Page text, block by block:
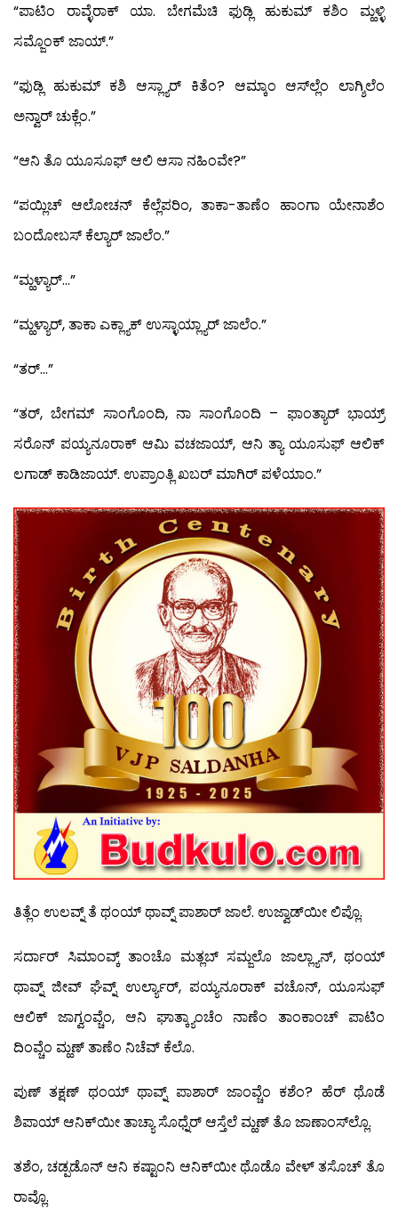
“ಪಾಟಿಂ ರಾವ್ಳೆರಾಕ್ ಯಾ. ಬೇಗಮೆಚಿ ಫುಡ್ಲಿ ಹುಕುಮ್ ಕಶಿಂ ಮ್ಹಳ್ಳಿ
ಸಮ್ಜೊಂಕ್ ಜಾಯ್.”
“ಫುಡ್ಲಿ ಹುಕುಮ್ ಕಶಿ ಆಸ್ಲ್ಯಾರ್ ಕಿತೆಂ? ಆಮ್ಕಾಂ ಆಸ್‍ಲ್ಲೆಂ ಲಾಗ್ಶಿಲೆಂ
ಅನ್ವಾರ್ ಚುಕ್ಲೆಂ.”
“ಆನಿ ತೊ ಯೂಸೂಫ್ ಆಲಿ ಆಸಾ ನಹಿಂವೇ?”
“ಪಯ್ಲಿಚ್ ಆಲೋಚನ್ ಕೆಲ್ಲೆಪರಿಂ, ತಾಕಾ-ತಾಣೆಂ ಹಾಂಗಾ ಯೇನಾಶೆಂ
ಬಂದೋಬಸ್ ಕೆಲ್ಯಾರ್ ಜಾಲೆಂ.”
“ಮ್ಹಳ್ಯಾರ್…”
“ಮ್ಹಳ್ಯಾರ್, ತಾಕಾ ಎಕ್ಲ್ಯಾಕ್ ಉಸ್ಳಾಯ್ಲ್ಯಾರ್ ಜಾಲೆಂ.”
“ತರ್…”
“ತರ್, ಬೇಗಮ್ ಸಾಂಗೊಂದಿ, ನಾ ಸಾಂಗೊಂದಿ – ಫಾಂತ್ಯಾರ್ ಭಾಯ್ರ್
ಸರೊನ್ ಪಯ್ಯನೂರಾಕ್ ಆಮಿ ವಚಜಾಯ್, ಆನಿ ತ್ಯಾ ಯೂಸುಫ್ ಆಲಿಕ್
ಲಗಾಡ್ ಕಾಡಿಜಾಯ್. ಉಪ್ರಾಂತ್ಲಿ ಖಬರ್ ಮಾಗಿರ್ ಪಳೆಯಾಂ.”
ತಿತ್ಲೆಂ ಉಲವ್ನ್ ತೆ ಥಂಯ್ ಥಾವ್ನ್ ಪಾಶಾರ್ ಜಾಲೆ. ಉಜ್ವಾಡ್‍ಯೀ ಲಿಪ್ಲೊ.
ಸರ್ದಾರ್ ಸಿಮಾಂವ್ಕ್ ತಾಂಚೊ ಮತ್ಲಬ್ ಸಮ್ಜಲೊ ಜಾಲ್ಲ್ಯಾನ್, ಥಂಯ್
ಥಾವ್ನ್ ಜೀವ್ ಘೆವ್ನ್ ಉರ್ಲ್ಯಾರ್, ಪಯ್ಯನೂರಾಕ್ ವಚೊನ್, ಯೂಸುಫ್
ಆಲಿಕ್ ಜಾಗ್ವಂವ್ಚೆಂ, ಆನಿ ಘಾತ್ಕ್ಯಾಂಚೆಂ ನಾಣೆಂ ತಾಂಕಾಂಚ್ ಪಾಟಿಂ
ದಿಂವ್ಚೆಂ ಮ್ಹಣ್ ತಾಣೆಂ ನಿಚೆವ್ ಕೆಲೊ.
ಪುಣ್ ತಕ್ಷಣ್ ಥಂಯ್ ಥಾವ್ನ್ ಪಾಶಾರ್ ಜಾಂವ್ಚೆಂ ಕಶೆಂ? ಹೆರ್ ಥೊಡೆ
ಶಿಪಾಯ್ ಆನಿಕ್‍ಯೀ ತಾಚ್ಯಾ ಸೊಧ್ನೆರ್ ಆಸ್ತೆಲೆ ಮ್ಹಣ್ ತೊ ಜಾಣಾಂಸ್‍ಲ್ಲೊ.
ತಶೆಂ, ಚಡ್ಪಡೊನ್ ಆನಿ ಕಷ್ಟಾಂನಿ ಆನಿಕ್‍ಯೀ ಥೊಡೊ ವೇಳ್ ತಸೊಚ್ ತೊ
ರಾವ್ಲೊ.